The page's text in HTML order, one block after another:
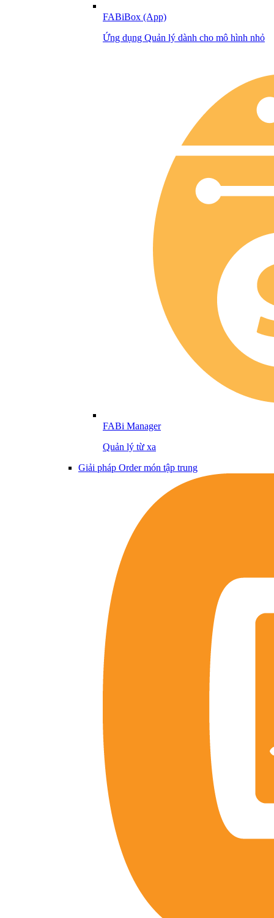
FABiBox (App)
Ứng dụng Quản lý dành cho mô hình nhỏ
FABi Manager
Quản lý từ xa
Giải pháp Order món tập trung